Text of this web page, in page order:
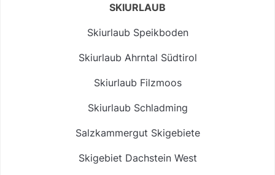
SKIURLAUB
Skiurlaub Speikboden
Skiurlaub Ahrntal Südtirol
Skiurlaub Filzmoos
Skiurlaub Schladming
Salzkammergut Skigebiete
Skigebiet Dachstein West